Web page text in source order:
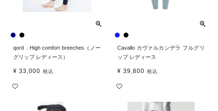
qord．High comfort breeches（ノー
グリップ レディース）
¥ 33,000 税込
Cavallo カヴァルカンデラ フルグリ
ップ レディース
¥ 39,800 税込